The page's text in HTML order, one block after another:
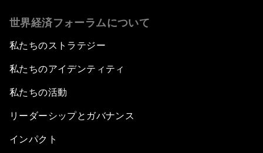
世界経済フォーラムについて
私たちのストラテジー
私たちのアイデンティティ
私たちの活動
リーダーシップとガバナンス
インパクト